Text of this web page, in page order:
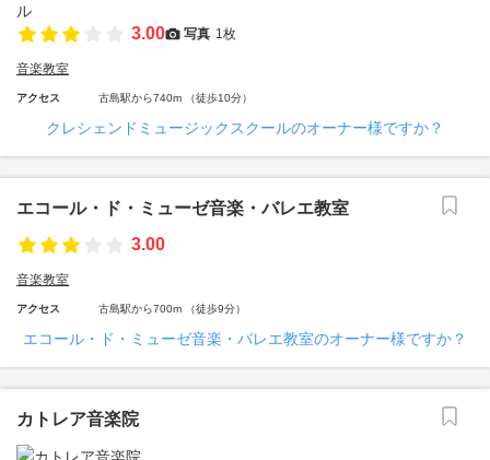
3.00 写真 1枚
音楽教室
アクセス 古島駅から740m （徒歩10分）
クレシェンドミュージックスクールのオーナー様ですか？
エコール・ド・ミューゼ音楽・バレエ教室
3.00
音楽教室
アクセス 古島駅から700m （徒歩9分）
エコール・ド・ミューゼ音楽・バレエ教室のオーナー様ですか？
カトレア音楽院